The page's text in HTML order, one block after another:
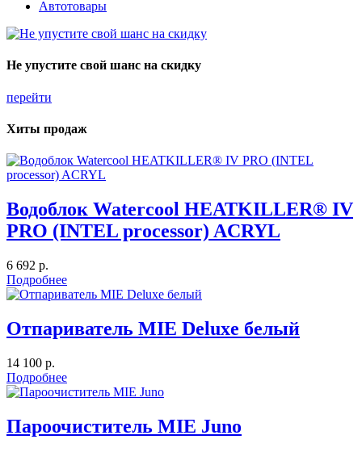
Автотовары
Не упустите свой шанс на скидку
перейти
Хиты продаж
Водоблок Watercool HEATKILLER® IV
PRO (INTEL processor) ACRYL
6 692 р.
Подробнее
Отпариватель MIE Deluxe белый
14 100 р.
Подробнее
Пароочиститель MIE Juno